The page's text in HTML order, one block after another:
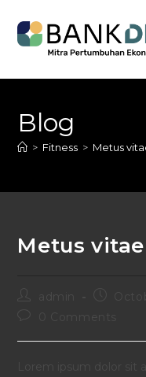
Blog
> Fitness > Metus
Metus
admin
0 Comments
Lorem ipsum dolor sit